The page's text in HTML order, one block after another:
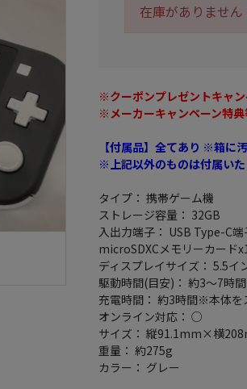
在庫がありません
※クーポンプレゼントキャ
※メーカーキャンペーン特
【付属品】全てあり ※箱に
※上記以外のものは付属い
タイプ： 携帯ゲーム機
ストレージ容量： 32GB
入出力端子： USB Type-C
microSDXCメモリーカード
ディスプレイサイズ： 5.5イ
駆動時間(目安)： 約3～7時間
充電時間： 約3時間※本体を
オンライン対応： ○
サイズ： 縦91.1mm×横
重量： 約275g
カラー： グレー